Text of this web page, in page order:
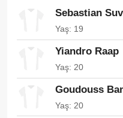
Sebastian
Yaş: 19
Yiandro Raap
Yaş: 20
Goudouss
Yaş: 20